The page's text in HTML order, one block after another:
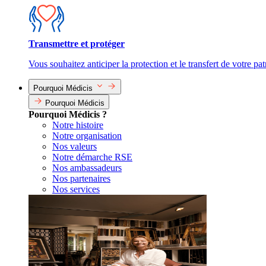
Transmettre et protéger
Vous souhaitez anticiper la protection et le transfert de votre
Pourquoi Médicis
Pourquoi Médicis
Pourquoi Médicis ?
Notre histoire
Notre organisation
Nos valeurs
Notre démarche RSE
Nos ambassadeurs
Nos partenaires
Nos services